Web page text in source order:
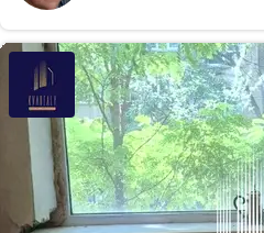
користування у задовільному стані,
стіл і шкафчик, є місце де стоїть
транспортна розв'язка, поруч
метро 15 хв.на транспорті.Добре
магазини,кафе,відділення Нової...